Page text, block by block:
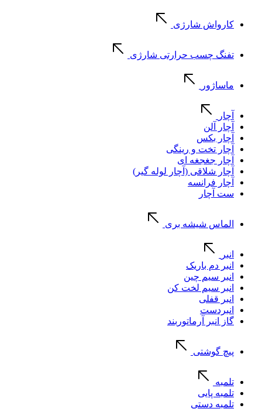
کارواش شارژی
تفنگ چسب حرارتی شارژی
ماساژور
آچار
آچار آلن
آچار بکس
آچار تخت و رینگی
آچار جغجغه ای
آچار شلاقی (آچار لوله گیر)
آچار فرانسه
ست آچار
الماس شیشه بری
انبر
انبر دم باریک
انبر سیم چین
انبر سیم لخت کن
انبر قفلی
انبردست
گاز انبر آرماتوربند
پیچ گوشتی
تلمبه
تلمبه پایی
تلمبه دستی